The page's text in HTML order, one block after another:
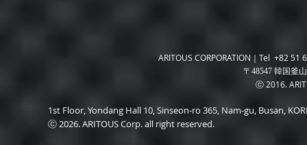
ARITOUS CORPORATION｜Tel +82
〒48547 韓国釜
ⓒ 2016.
1st Floor, Yondang Hall 10, Sinseon-ro 365, Nam-gu, Busan,
ⓒ 2026. ARITOUS Corp. all right reserved.